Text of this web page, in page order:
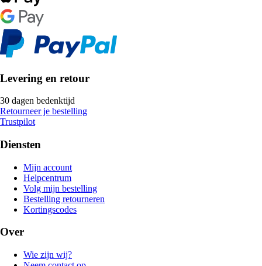
Levering en retour
30 dagen bedenktijd
Retourneer je bestelling
Trustpilot
Diensten
Mijn account
Helpcentrum
Volg mijn bestelling
Bestelling retourneren
Kortingscodes
Over
Wie zijn wij?